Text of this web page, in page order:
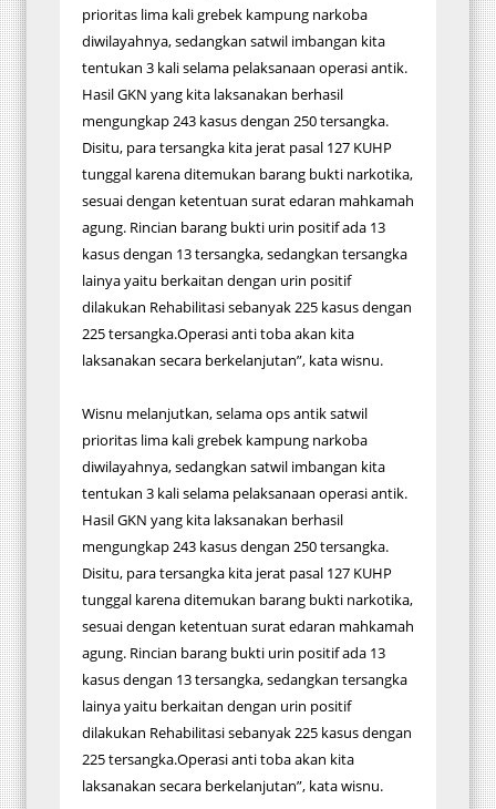
prioritas lima kali grebek kampung narkoba
diwilayahnya, sedangkan satwil imbangan kita
tentukan 3 kali selama pelaksanaan operasi antik.
Hasil GKN yang kita laksanakan berhasil
mengungkap 243 kasus dengan 250 tersangka.
Disitu, para tersangka kita jerat pasal 127 KUHP
tunggal karena ditemukan barang bukti narkotika,
sesuai dengan ketentuan surat edaran mahkamah
agung. Rincian barang bukti urin positif ada 13
kasus dengan 13 tersangka, sedangkan tersangka
lainya yaitu berkaitan dengan urin positif
dilakukan Rehabilitasi sebanyak 225 kasus dengan
225 tersangka.Operasi anti toba akan kita
laksanakan secara berkelanjutan”, kata wisnu.
Wisnu melanjutkan, selama ops antik satwil
prioritas lima kali grebek kampung narkoba
diwilayahnya, sedangkan satwil imbangan kita
tentukan 3 kali selama pelaksanaan operasi antik.
Hasil GKN yang kita laksanakan berhasil
mengungkap 243 kasus dengan 250 tersangka.
Disitu, para tersangka kita jerat pasal 127 KUHP
tunggal karena ditemukan barang bukti narkotika,
sesuai dengan ketentuan surat edaran mahkamah
agung. Rincian barang bukti urin positif ada 13
kasus dengan 13 tersangka, sedangkan tersangka
lainya yaitu berkaitan dengan urin positif
dilakukan Rehabilitasi sebanyak 225 kasus dengan
225 tersangka.Operasi anti toba akan kita
laksanakan secara berkelanjutan”, kata wisnu.